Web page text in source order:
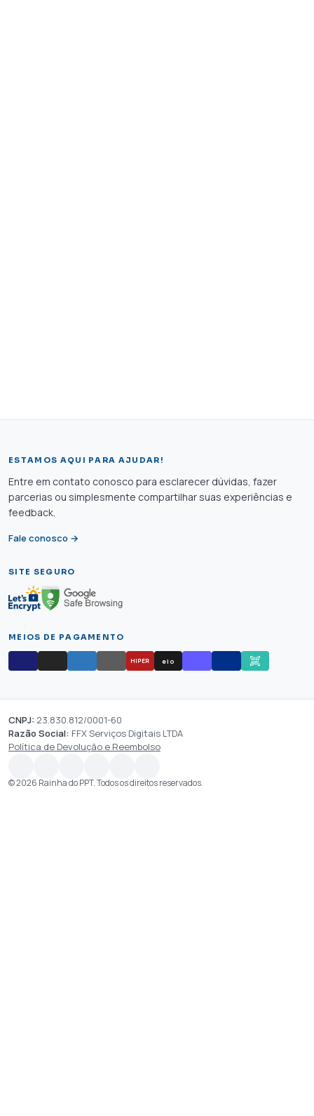
ESTAMOS AQUI PARA AJUDAR!
Entre em contato conosco para esclarecer dúvidas, fazer
parcerias ou simplesmente compartilhar suas experiências e
feedback.
Fale conosco →
SITE SEGURO
MEIOS DE PAGAMENTO
HIPER elo
CNPJ: 23.830.812/0001-60
Razão Social: FFX Serviços Digitais LTDA
Política de Devolução e Reembolso
© 2026 Rainha do PPT. Todos os direitos reservados.